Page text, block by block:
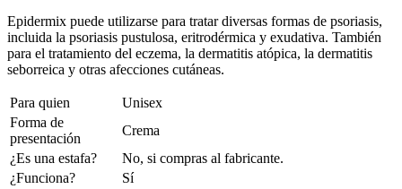
Epidermix puede utilizarse para tratar diversas formas de psoriasis,
incluida la psoriasis pustulosa, eritrodérmica y exudativa. También
para el tratamiento del eczema, la dermatitis atópica, la dermatitis
seborreica y otras afecciones cutáneas.
Para quien
Unisex
Forma de
presentación
Crema
¿Es una estafa?
No, si compras al fabricante.
¿Funciona?
Sí